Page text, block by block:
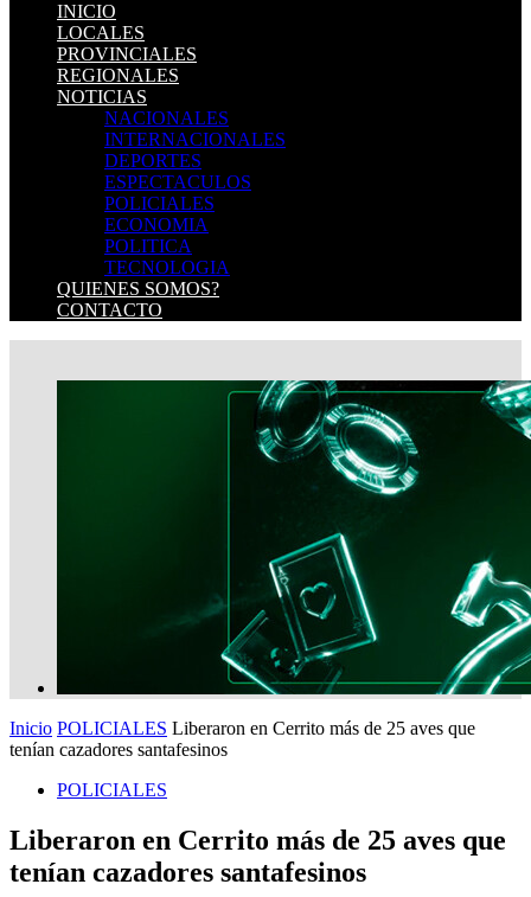
INICIO
LOCALES
PROVINCIALES
REGIONALES
NOTICIAS
NACIONALES
INTERNACIONALES
DEPORTES
ESPECTACULOS
POLICIALES
ECONOMIA
POLITICA
TECNOLOGIA
QUIENES SOMOS?
CONTACTO
Inicio POLICIALES Liberaron en Cerrito más de 25 aves que
tenían cazadores santafesinos
POLICIALES
Liberaron en Cerrito más de 25 aves que
tenían cazadores santafesinos